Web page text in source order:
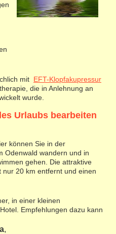
mit EFT-Klopfakupressur
die in Anlehnung an
wurde.
Urlaubs bearbeiten
können Sie in der
Odenwald wandern und in
gehen. Die attraktive
nur 20 km entfernt und einen
in einer kleinen
Empfehlungen dazu kann
,